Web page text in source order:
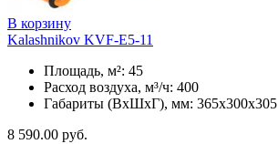
В корзину
Kalashnikov KVF-E5-11
Площадь, м²: 45
Расход воздуха, м³/ч: 400
Габариты (ВхШхГ), мм: 365x300x305
8 590.00 руб.